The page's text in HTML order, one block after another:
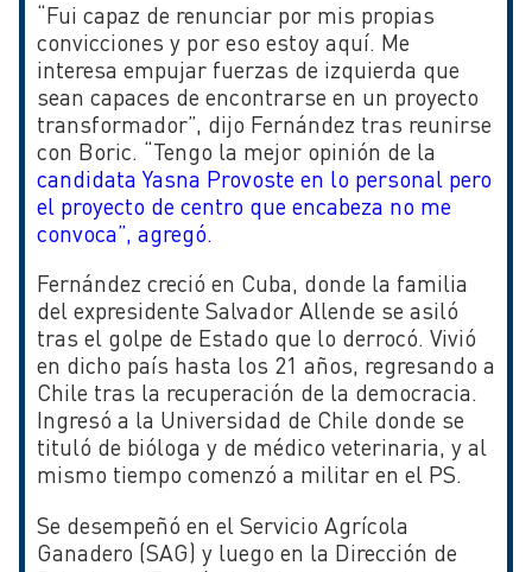
“Fui capaz de renunciar por mis propias
convicciones y por eso estoy aquí. Me
interesa empujar fuerzas de izquierda que
sean capaces de encontrarse en un proyecto
transformador”, dijo Fernández tras reunirse
con Boric. “Tengo la mejor opinión de la
candidata Yasna Provoste en lo personal pero
el proyecto de centro que encabeza no me
convoca”, agregó.
Fernández creció en Cuba, donde la familia
del expresidente Salvador Allende se asiló
tras el golpe de Estado que lo derrocó. Vivió
en dicho país hasta los 21 años, regresando a
Chile tras la recuperación de la democracia.
Ingresó a la Universidad de Chile donde se
tituló de bióloga y de médico veterinaria, y al
mismo tiempo comenzó a militar en el PS.
Se desempeñó en el Servicio Agrícola
Ganadero (SAG) y luego en la Dirección de